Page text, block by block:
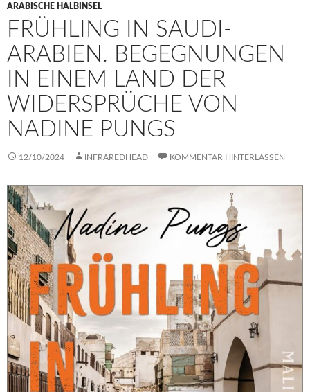
ARABISCHE HALBINSEL
FRÜHLING IN SAUDI-
ARABIEN. BEGEGNUNGEN
IN EINEM LAND DER
WIDERSPRÜCHE VON
NADINE PUNGS
12/10/2024 INFRAREDHEAD KOMMENTAR HINTERLASSEN